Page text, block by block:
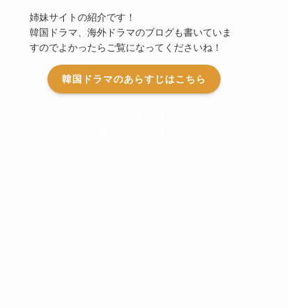
姉妹サイトの紹介です！
韓国ドラマ、海外ドラマのブログも書いていま
すのでよかったらご覧になってくださいね！
韓国ドラマのあらすじはこちら